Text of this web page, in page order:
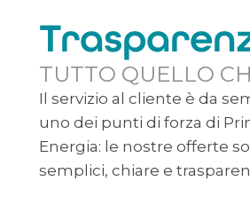
TUTTO QUELLO
Il servizio al cliente è da
uno dei punti di forza di
Energia: le nostre offerte
semplici, chiare e